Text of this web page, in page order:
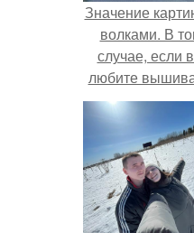
Значение
волками. В
случае, если
любите
то
том, что
или иная
вами